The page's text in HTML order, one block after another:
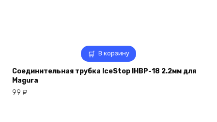
В корзину
Соединительная трубка IceStop IHBP-18 2.2мм для
Magura
99 ₽